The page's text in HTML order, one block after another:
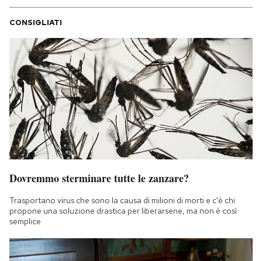
CONSIGLIATI
Dovremmo sterminare tutte le zanzare?
Trasportano virus che sono la causa di milioni di morti e c'è chi
propone una soluzione drastica per liberarsene, ma non è così
semplice